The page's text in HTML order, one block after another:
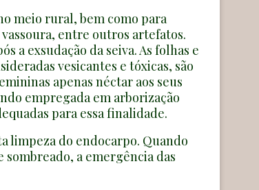
meio rural, bem como para
entre outros artefatos.
a exsudação da seiva. As folhas e
vesicantes e tóxicas, são
apenas néctar aos seus
empregada em arborização
para essa finalidade.
limpeza do endocarpo. Quando
a emergência das